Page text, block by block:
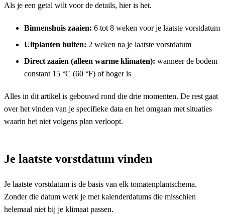
Als je een getal wilt voor de details, hier is het.
Binnenshuis zaaien: 6 tot 8 weken voor je laatste vorstdatum
Uitplanten buiten: 2 weken na je laatste vorstdatum
Direct zaaien (alleen warme klimaten): wanneer de bodem
constant 15 °C (60 °F) of hoger is
Alles in dit artikel is gebouwd rond die drie momenten. De rest gaat
over het vinden van je specifieke data en het omgaan met situaties
waarin het niet volgens plan verloopt.
Je laatste vorstdatum vinden
Je laatste vorstdatum is de basis van elk tomatenplantschema.
Zonder die datum werk je met kalenderdatums die misschien
helemaal niet bij je klimaat passen.